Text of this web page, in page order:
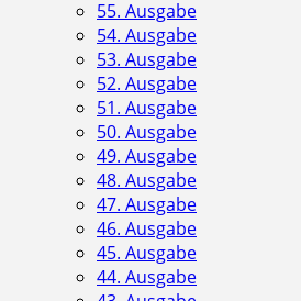
55. Ausgabe
54. Ausgabe
53. Ausgabe
52. Ausgabe
51. Ausgabe
50. Ausgabe
49. Ausgabe
48. Ausgabe
47. Ausgabe
46. Ausgabe
45. Ausgabe
44. Ausgabe